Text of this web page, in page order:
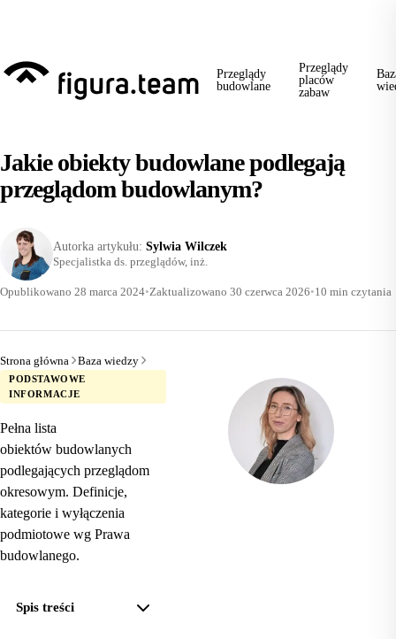
Przeglądy
budowlane
Przeglądy
placów
zabaw
Jakie obiekty budowlane podlegają
przeglądom budowlanym?
Autorka artykułu: Sylwia Wilczek
Specjalistka ds. przeglądów, inż.
Opublikowano 28 marca 2024•Zaktualizowano 30 czerwca 2026•10 min czytania
Strona główna Baza wiedzy
PODSTAWOWE
INFORMACJE
Pełna lista
obiektów budowlanych
podlegających przeglądom
okresowym. Definicje,
kategorie i wyłączenia
podmiotowe wg Prawa
budowlanego.
Spis treści